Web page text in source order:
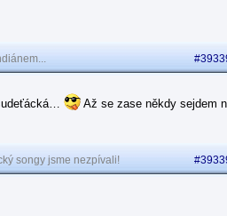
Až se zase někdy sejdem
songy jsme nezpívali!